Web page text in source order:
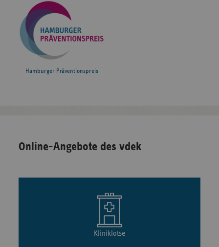
Hamburger Präventionspreis
Online-Angebote des vdek
Kliniklotse